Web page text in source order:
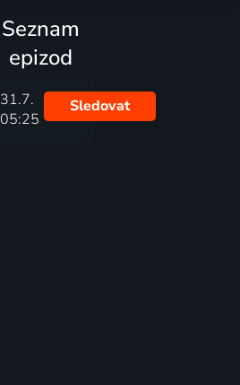
Seznam
epizod
31.7.
05:25
Sledovat